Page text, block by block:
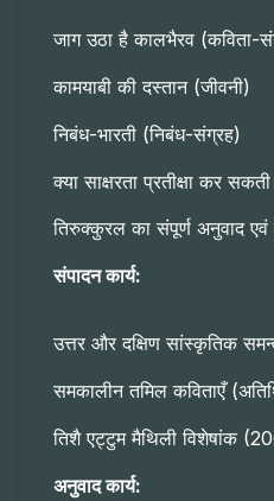
जाग उठा है कालभैरव (कविता-
कामयाबी की दस्तान (जीवनी)
निबंध-भारती (निबंध-संग्रह)
क्या साक्षरता प्रतीक्षा कर
तिरुक्कुरल का संपूर्ण अनुवाद
संपादन कार्य:
उत्तर और दक्षिण सांस्कृतिक
समकालीन तमिल कविताएँ
तिशै एट्टुम मैथिली विशेषांक
अनुवाद कार्य: